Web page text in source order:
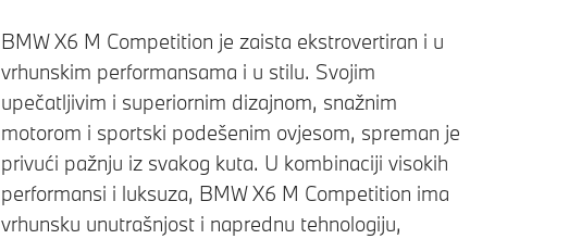
BMW X6 M Competition je zaista ekstrovertiran i u
vrhunskim performansama i u stilu. Svojim
upečatljivim i superiornim dizajnom, snažnim
motorom i sportski podešenim ovjesom, spreman je
privući pažnju iz svakog kuta. U kombinaciji visokih
performansi i luksuza, BMW X6 M Competition ima
vrhunsku unutrašnjost i naprednu tehnologiju,